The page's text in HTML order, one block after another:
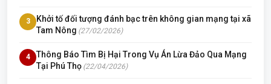
3
Khởi tố đối tượng đánh bạc trên không gian mạng tại xã
Tam Nông (27/02/2026)
4
Thông Báo Tìm Bị Hại Trong Vụ Án Lừa Đảo Qua Mạng
Tại Phú Thọ (22/04/2026)